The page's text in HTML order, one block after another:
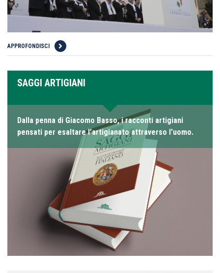
APPROFONDISCI
SAGGI ARTIGIANI
Dalla penna di Giacomo Basso, i racconti artigiani
pensati per esaltare l’artigianato attraverso l’uomo.